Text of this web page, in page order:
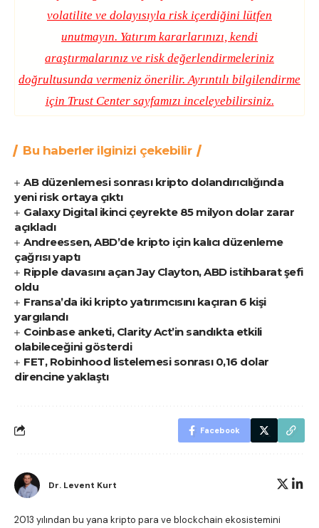
volatilite ve dolayısıyla risk içerdiğini lütfen
unutmayın. Yatırım kararlarınızı, kendi
araştırmalarınız ve risk değerlendirmeleriniz
doğrultusunda vermeniz önerilir. Ayrıntılı bilgilendirme
için Trust Centersayfamızı inceleyebilirsiniz.
Bu haberler ilginizi çekebilir
AB düzenlemesi sonrası kripto dolandırıcılığında
yeni risk ortaya çıktı
Galaxy Digital ikinci çeyrekte 85 milyon dolar zarar
açıkladı
Andreessen, ABD’de kripto için kalıcı düzenleme
çağrısı yaptı
Ripple davasını açan Jay Clayton, ABD istihbarat şefi
oldu
Fransa’da iki kripto yatırımcısını kaçıran 6 kişi
yargılandı
Coinbase anketi, Clarity Act’in sandıkta etkili
olabileceğini gösterdi
FET, Robinhood listelemesi sonrası 0,16 dolar
direncine yaklaştı
Facebook
Dr. Levent Kurt
2013 yılından bu yana kripto para ve blockchain ekosistemini